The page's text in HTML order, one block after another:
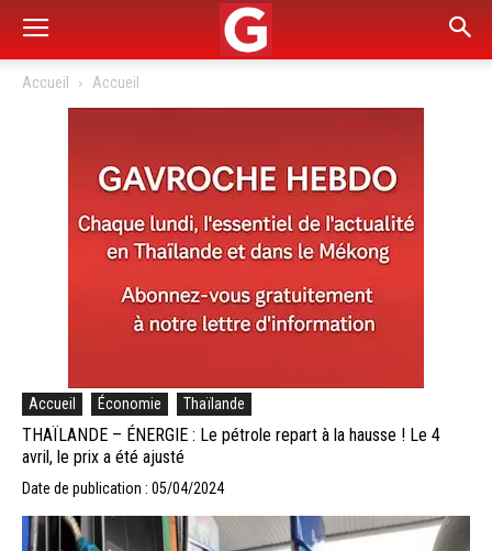
Accueil Accueil
Accueil Économie Thaïlande
THAÏLANDE – ÉNERGIE : Le pétrole repart à la hausse ! Le 4
avril, le prix a été ajusté
Date de publication : 05/04/2024